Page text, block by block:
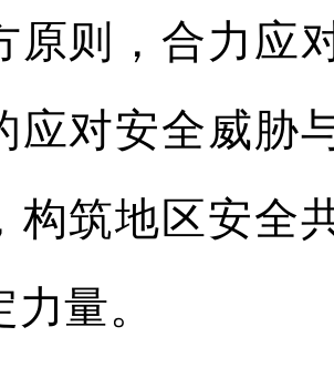
原则，合力应
应对安全威胁
构筑地区安全
量。